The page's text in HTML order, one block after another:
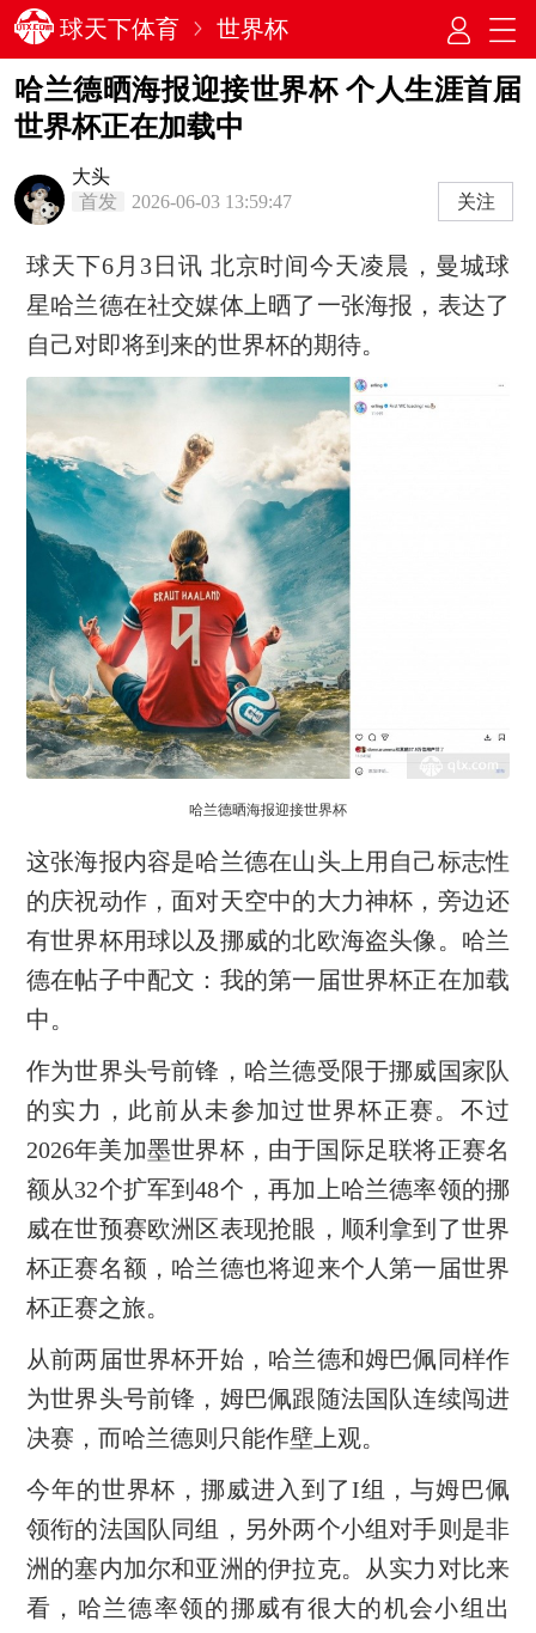
球天下体育 世界杯
哈兰德晒海报迎接世界杯 个人生涯首届
世界杯正在加载中
大头
首发
2026-06-03 13:59:47 关注
球天下6月3日讯 北京时间今天凌晨，曼城球
星哈兰德在社交媒体上晒了一张海报，表达了
自己对即将到来的世界杯的期待。
哈兰德晒海报迎接世界杯
这张海报内容是哈兰德在山头上用自己标志性
的庆祝动作，面对天空中的大力神杯，旁边还
有世界杯用球以及挪威的北欧海盗头像。哈兰
德在帖子中配文：我的第一届世界杯正在加载
中。
作为世界头号前锋，哈兰德受限于挪威国家队
的实力，此前从未参加过世界杯正赛。不过
2026年美加墨世界杯，由于国际足联将正赛名
额从32个扩军到48个，再加上哈兰德率领的挪
威在世预赛欧洲区表现抢眼，顺利拿到了世界
杯正赛名额，哈兰德也将迎来个人第一届世界
杯正赛之旅。
从前两届世界杯开始，哈兰德和姆巴佩同样作
为世界头号前锋，姆巴佩跟随法国队连续闯进
决赛，而哈兰德则只能作壁上观。
今年的世界杯，挪威进入到了I组，与姆巴佩
领衔的法国队同组，另外两个小组对手则是非
洲的塞内加尔和亚洲的伊拉克。从实力对比来
看，哈兰德率领的挪威有很大的机会小组出